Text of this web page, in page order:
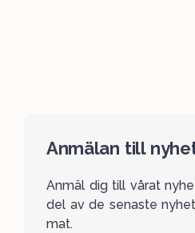
Anmälan till
Anmäl dig till vårat
del av de senaste
mat.